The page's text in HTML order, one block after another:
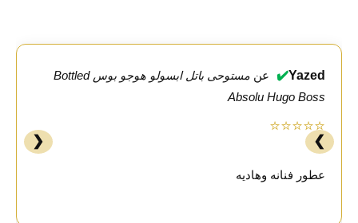
Yazed
✔️ عن
مستوحى باتل ابسولو هوجو بوس Bottled
Absolu Hugo Boss
⭐⭐⭐⭐⭐
عطور فنانه وهاديه
❮ ❯